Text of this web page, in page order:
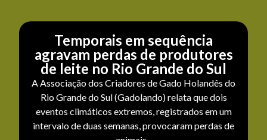
Temporais em sequência
agravam perdas de produtores
de leite no Rio Grande do Sul
A Associação dos Criadores de Gado Holandês do
Rio Grande do Sul (Gadolando) relata que dois
eventos climáticos extremos, registrados em um
intervalo de duas semanas, provocaram perdas de